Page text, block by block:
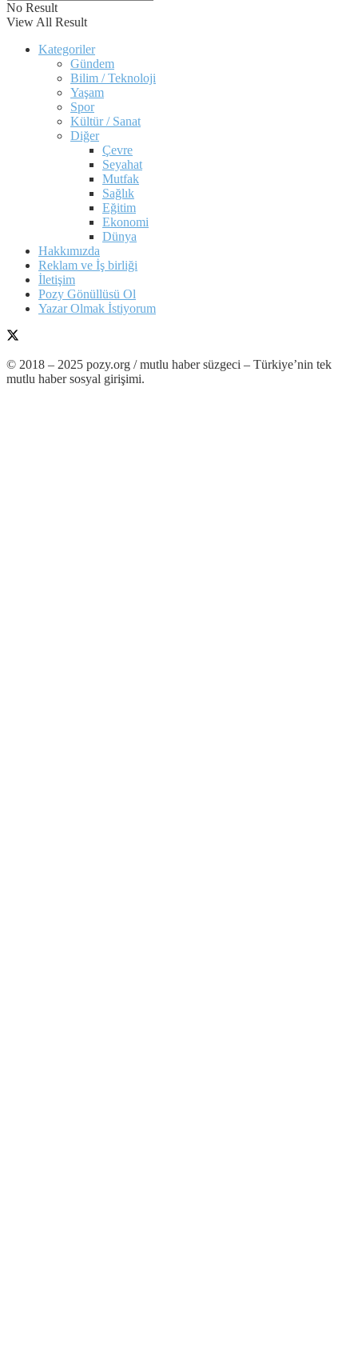
No Result
View All Result
Kategoriler
Gündem
Bilim / Teknoloji
Yaşam
Spor
Kültür / Sanat
Diğer
Çevre
Seyahat
Mutfak
Sağlık
Eğitim
Ekonomi
Dünya
Hakkımızda
Reklam ve İş birliği
İletişim
Pozy Gönüllüsü Ol
Yazar Olmak İstiyorum
© 2018 – 2025 pozy.org / mutlu haber süzgeci – Türkiye’nin tek
mutlu haber sosyal girişimi.